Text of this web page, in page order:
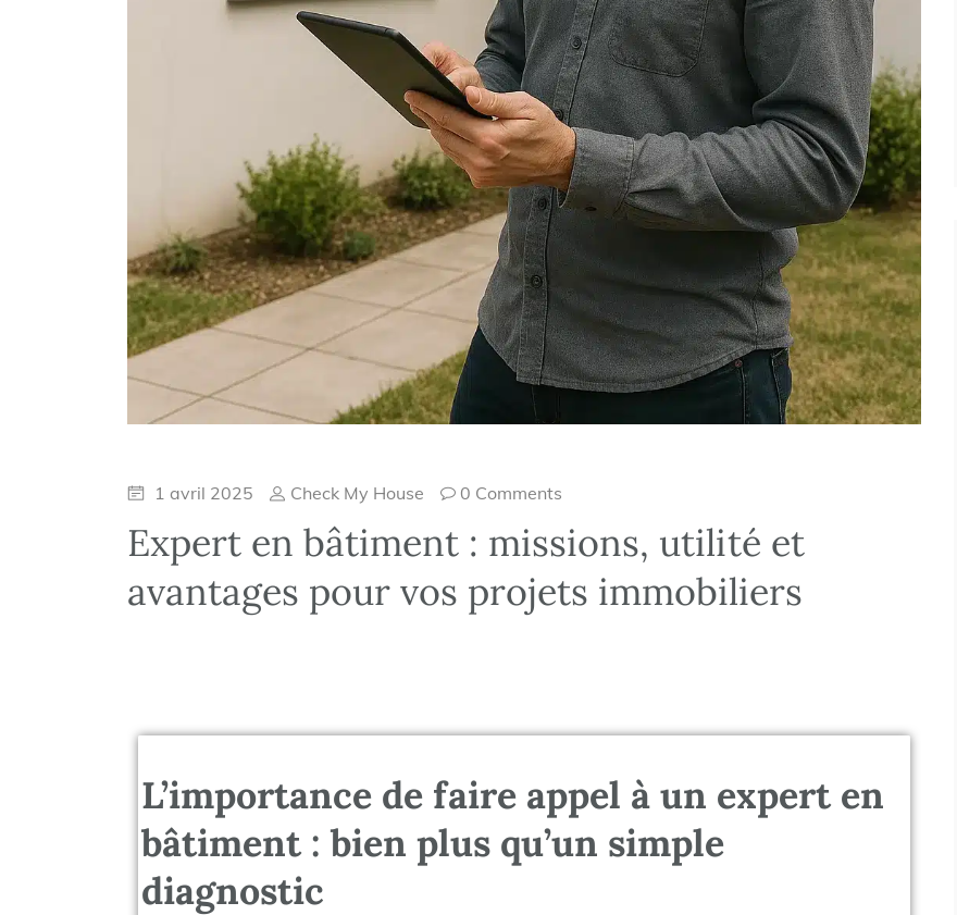
1 avril 2025 Check My House 0 Comments
Expert en bâtiment : missions, utilité et
avantages pour vos projets immobiliers
L’importance de faire appel à un expert en
bâtiment : bien plus qu’un simple
diagnostic